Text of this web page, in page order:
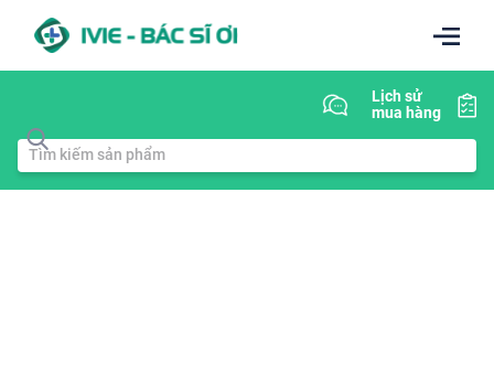
Lịch sử
mua hàng